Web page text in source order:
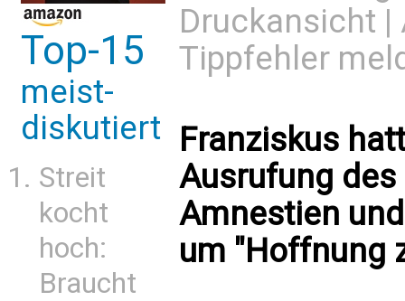
Top-15
meist-
diskutiert
Streit
kocht
hoch:
Braucht
Druckansicht |
Tippfehler
Franziskus
Ausrufung
Amnestien
um "Hoffnung